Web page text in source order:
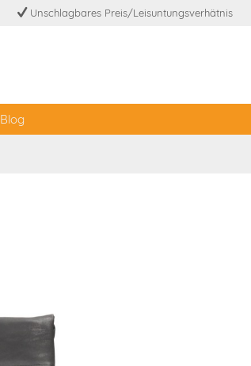
Unschlagbares Preis/Leisuntungsverhätnis
Blog